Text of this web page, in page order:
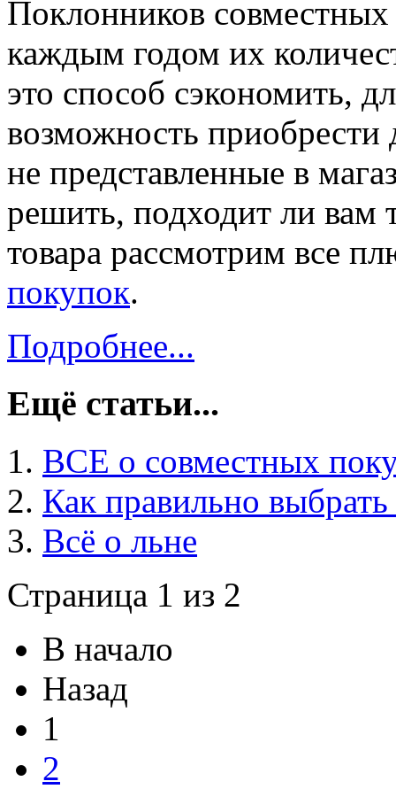
Поклонников
каждым годом их
это способ сэкономить,
возможность
не представленные в
решить, подходит ли вам
товара рассмотрим все
покупок.
Подробнее...
Ещё статьи...
ВСЕ о совместных
Как правильно
Всё о льне
Страница 1 из 2
В начало
Назад
1
2